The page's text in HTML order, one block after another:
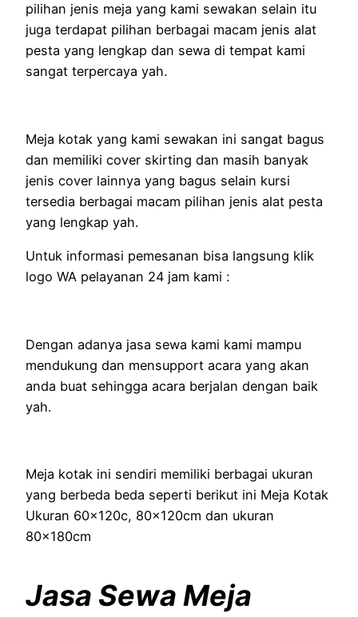
pilihan jenis meja yang kami sewakan selain itu
juga terdapat pilihan berbagai macam jenis alat
pesta yang lengkap dan sewa di tempat kami
sangat terpercaya yah.
Meja kotak yang kami sewakan ini sangat bagus
dan memiliki cover skirting dan masih banyak
jenis cover lainnya yang bagus selain kursi
tersedia berbagai macam pilihan jenis alat pesta
yang lengkap yah.
Untuk informasi pemesanan bisa langsung klik
logo WA pelayanan 24 jam kami :
Dengan adanya jasa sewa kami kami mampu
mendukung dan mensupport acara yang akan
anda buat sehingga acara berjalan dengan baik
yah.
Meja kotak ini sendiri memiliki berbagai ukuran
yang berbeda beda seperti berikut ini Meja Kotak
Ukuran 60x120c, 80x120cm dan ukuran
80x180cm
Jasa Sewa Meja